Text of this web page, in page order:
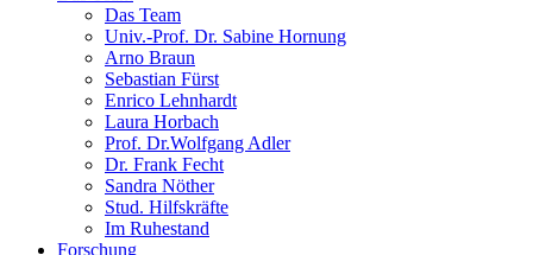
Das Team
Univ.-Prof. Dr. Sabine Hornung
Arno Braun
Sebastian Fürst
Enrico Lehnhardt
Laura Horbach
Prof. Dr.Wolfgang Adler
Dr. Frank Fecht
Sandra Nöther
Stud. Hilfskräfte
Im Ruhestand
Forschung